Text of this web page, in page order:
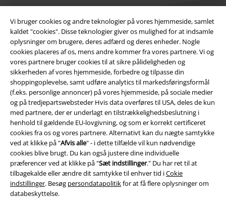
Vi bruger cookies og andre teknologier på vores hjemmeside, samlet
kaldet "cookies". Disse teknologier giver os mulighed for at indsamle
oplysninger om brugere, deres adfærd og deres enheder. Nogle
cookies placeres af os, mens andre kommer fra vores partnere. Vi og
vores partnere bruger cookies til at sikre pålideligheden og
sikkerheden af ​​vores hjemmeside, forbedre og tilpasse din
shoppingoplevelse, samt udføre analytics til markedsføringsformål
(f.eks. personlige annoncer) på vores hjemmeside, på sociale medier
og på tredjepartswebsteder Hvis data overføres til USA, deles de kun
med partnere, der er underlagt en tilstrækkelighedsbeslutning i
henhold til gældende EU-lovgivning, og som er korrekt certificeret
cookies fra os og vores partnere. Alternativt kan du nægte samtykke
ved at klikke på "Afvis alle" - i dette tilfælde vil kun nødvendige
cookies blive brugt. Du kan også justere dine individuelle
præferencer ved at klikke på "Sæt indstillinger." Du har ret til at
tilbagekalde eller ændre dit samtykke til enhver tid iCokie
indstillinger. Besøg persondatapolitikfor at få flere oplysninger om
databeskyttelse.
Juridisk
Salgs-, medlems- & leveringsbetingelser
Om EMP Danmark
Persondatapolitik
Bortskaffelse af affald og miljøbeskyttelse
Overensstemmelseserklæring
Oplysninger om tilgængelighed